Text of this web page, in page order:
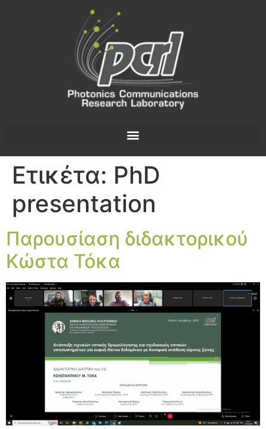
Ετικέτα: PhD
presentation
Παρουσίαση διδακτορικού
Κώστα Τόκα